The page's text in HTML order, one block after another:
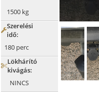
1500 kg
Szerelési
idő:
180 perc
Lökhárító
kivágás:
NINCS